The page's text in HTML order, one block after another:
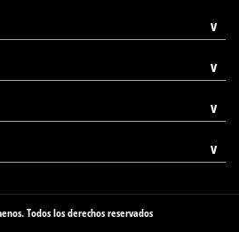
Todos los derechos reservados